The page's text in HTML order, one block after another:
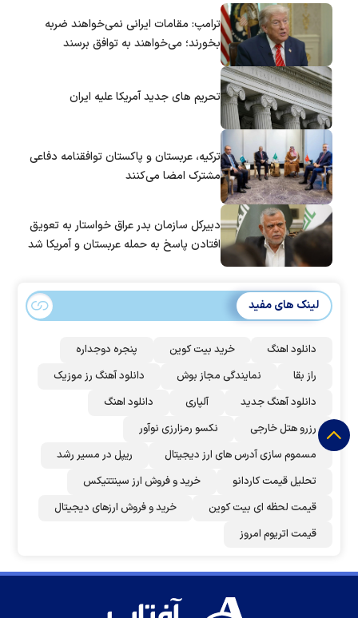
ترامپ: مقامات ایرانی نمی‌خواهند ضربه
بخورند؛ می‌خواهند به توافق برسند
تحریم های جدید آمریکا علیه ایران
ترکیه، عربستان و پاکستان توافقنامه دفاعی
مشترک امضا می‌کنند
دبیرکل سازمان بدر عراق خواستار به تعویق
افتادن پاسخ به حمله عربستان و آمریکا شد
لینک های مفید
دانلود اهنگ خرید بیت کوین
پنجره دوجداره
راز بقا
نمایندگی مجاز بوش
دانلود آهنگ رز‌ موزیک
دانلود آهنگ جدید
آلپاری
دانلود اهنگ
رزرو هتل خارجی
نکسو رمزارزی نوآور
مسموم سازی آدرس های ارز دیجیتال
ریپل در مسیر رشد
تحلیل قیمت کاردانو
خرید و فروش ارز سینتتیکس
قیمت لحظه ای بیت کوین
خرید و فروش ارزهای دیجیتال
قیمت اتریوم امروز